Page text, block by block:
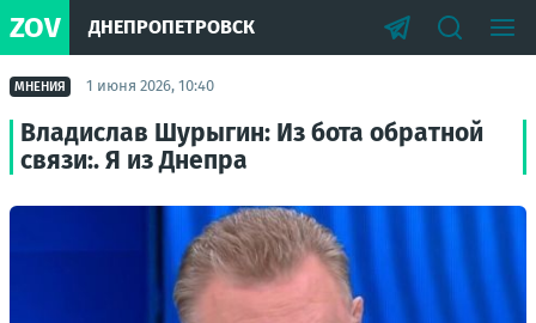
ZOV ДНЕПРОПЕТРОВСК
МНЕНИЯ 1 июня 2026, 10:40
Владислав Шурыгин: Из бота обратной
связи:. Я из Днепра